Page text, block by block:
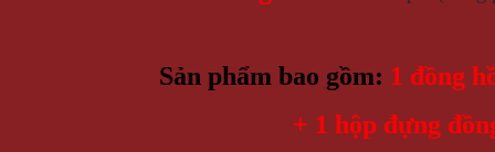
Sản phẩm bao gồm: 1 đồng
+ 1 hộp đựng